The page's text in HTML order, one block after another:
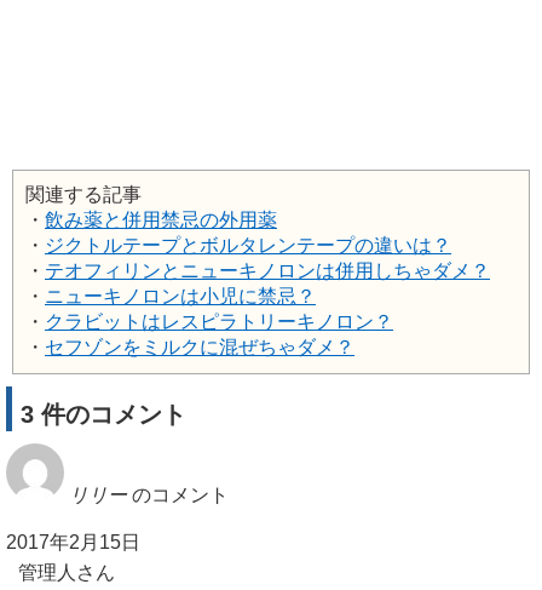
関連する記事
・ 飲み薬と併用禁忌の外用薬
・ ジクトルテープとボルタレンテープの違いは？
・ テオフィリンとニューキノロンは併用しちゃダメ？
・ ニューキノロンは小児に禁忌？
・ クラビットはレスピラトリーキノロン？
・ セフゾンをミルクに混ぜちゃダメ？
3 件のコメント
リリー のコメント
2017年2月15日
管理人さん